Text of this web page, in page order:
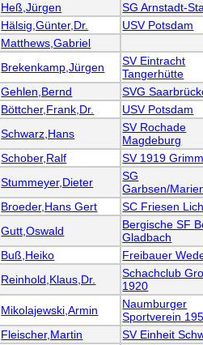
Heß,Jürgen
SG Arnstadt-
Hälsig,Günter,Dr.
USV Potsdam
Matthews,Gabriel
Brekenkamp,Jürgen
SV Eintracht
Tangerhütte
Gehlen,Bernd
SVG
Böttcher,Frank,Dr.
USV Potsdam
Schwarz,Hans
SV Rochade
Magdeburg
Schober,Ralf
SV 1919
Stummeyer,Dieter
SG
Garbsen/
Broeder,Hans Gert
SC Friesen
Gutt,Oswald
Bergische SF
Gladbach
Buß,Heiko
Freibauer
Reinhold,Klaus,Dr.
Schachclub
1920
Mikolajewski,Armin
Naumburger
Sportverein
Fleischer,Martin
SV Einheit